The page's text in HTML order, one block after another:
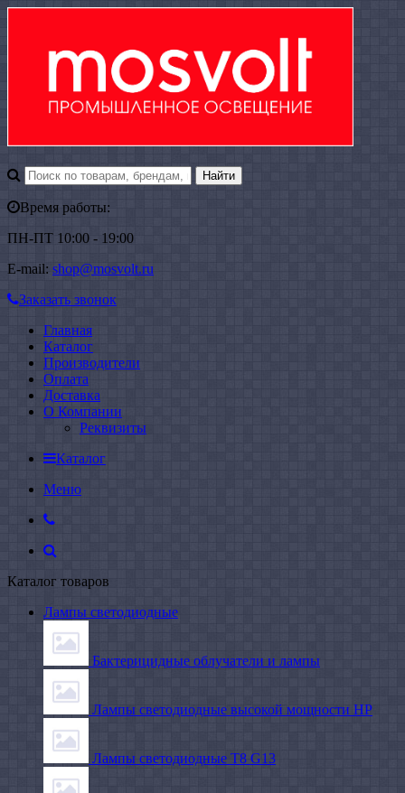
Время работы:
ПН-ПТ 10:00 - 19:00
E-mail: shop@mosvolt.ru
Заказать звонок
Главная
Каталог
Производители
Оплата
Доставка
О Компании
Реквизиты
Каталог
Меню
Каталог товаров
Лампы светодиодные
Бактерицидные облучатели и лампы
Лампы светодиодные высокой мощности HP
Лампы светодиодные Т8 G13